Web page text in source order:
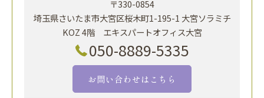
〒330-0854
埼玉県さいたま市大宮区桜木町1-195-1 大宮ソラミチ
KOZ 4階 エキスパートオフィス大宮
050-8889-5335
お問い合わせはこちら